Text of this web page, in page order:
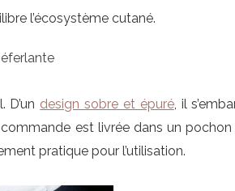
l’écosystème cutané.
design sobre et épuré, il
est livrée dans un
pratique pour l’utilisation.